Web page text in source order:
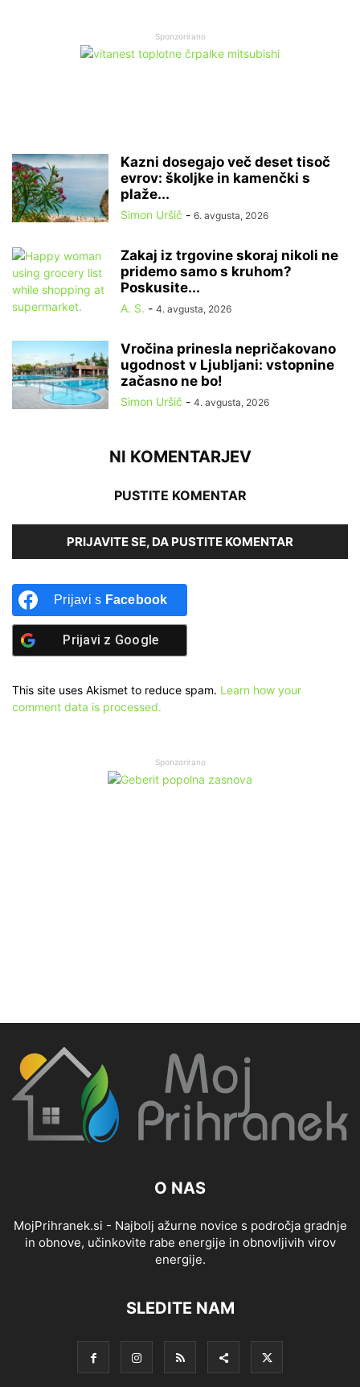
Sponzorirano
Kazni dosegajo več deset tisoč
evrov: školjke in kamenčki s
plaže...
Simon Uršič - 6. avgusta, 2026
Zakaj iz trgovine skoraj nikoli ne
pridemo samo s kruhom?
Poskusite...
A. S. - 4. avgusta, 2026
Vročina prinesla nepričakovano
ugodnost v Ljubljani: vstopnine
začasno ne bo!
Simon Uršič - 4. avgusta, 2026
NI KOMENTARJEV
PUSTITE KOMENTAR
PRIJAVITE SE, DA PUSTITE KOMENTAR
Prijavi s Facebook
Prijavi z Google
This site uses Akismet to reduce spam. Learn how your
comment data is processed.
Sponzorirano
O NAS
MojPrihranek.si - Najbolj ažurne novice s področja gradnje
in obnove, učinkovite rabe energije in obnovljivih virov
energije.
SLEDITE NAM